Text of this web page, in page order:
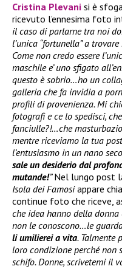
Cristina Plevani si è
ricevuto l’ennesima foto
il caso di parlarne tra noi
l’unica “fortunella” a
Come non credo essere
maschile e’ uno sfigato
questo è sobrio…ho un
galleria che fa invidia a
profili di provenienza. Mi
fotografi e ce lo spedisci,
fanciulle?!…che
mentre riceviamo la tua
l’entusiasmo in un nano
sale un desiderio dal
mutande!”Nel lungo post
Isola dei Famosiappare
continue foto che riceve,
che idea hanno della
non le conoscono…le
li umilierei a vita. Talmente
loro condizione perché non
schifo. Donne, scrivetemi il